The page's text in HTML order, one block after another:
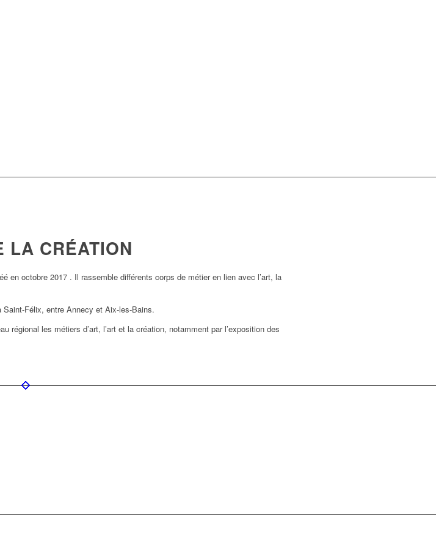
LA CRÉATION
en octobre 2017 . Il rassemble différents corps de métier en lien avec l’art, la
Félix, entre Annecy et Aix-les-Bains.
régional les métiers d’art, l’art et la création, notamment par l’exposition des